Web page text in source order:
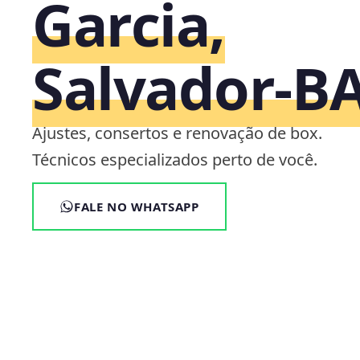
Garcia,
Ajustes, consertos e renovação de box.
Técnicos especializados perto de você.
FALE NO WHATSAPP